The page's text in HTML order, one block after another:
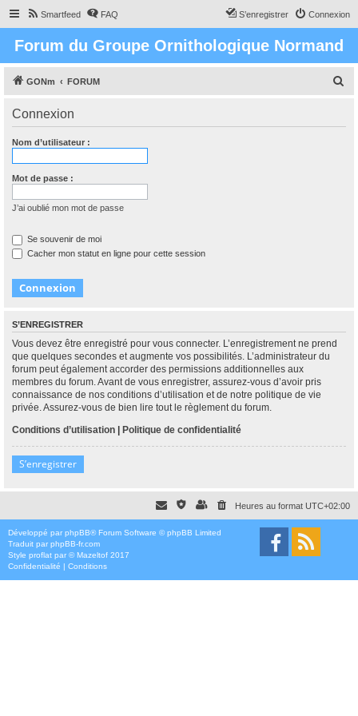
Smartfeed FAQ Connexion
S’enregistrer
Forum du Groupe Ornithologique Normand
GONm FORUM
Connexion
Nom d’utilisateur :
Mot de passe :
J’ai oublié mon mot de passe
Se souvenir de moi
Cacher mon statut en ligne pour cette session
S’ENREGISTRER
Vous devez être enregistré pour vous connecter. L’enregistrement ne prend
que quelques secondes et augmente vos possibilités. L’administrateur du
forum peut également accorder des permissions additionnelles aux
membres du forum. Avant de vous enregistrer, assurez-vous d’avoir pris
connaissance de nos conditions d’utilisation et de notre politique de vie
privée. Assurez-vous de bien lire tout le règlement du forum.
Conditions d’utilisation | Politique de confidentialité
S’enregistrer
Heures au format UTC+02:00
Développé par phpBB® Forum Software © phpBB Limited
Traduit par phpBB-fr.com
Style proflat par ©Mazeltof 2017
Confidentialité | Conditions